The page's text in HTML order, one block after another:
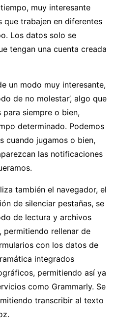
muy interesante
que trabajen en diferentes
Los datos solo se
tengan una cuenta creada
un modo muy interesante,
de no molestar’, algo que
siempre o bien,
determinado. Podemos
cuando jugamos o bien,
las notificaciones
también el navegador, el
de silenciar pestañas, se
de lectura y archivos
permitiendo rellenar de
con los datos de
integrados
permitiendo así ya
como Grammarly. Se
transcribir al texto